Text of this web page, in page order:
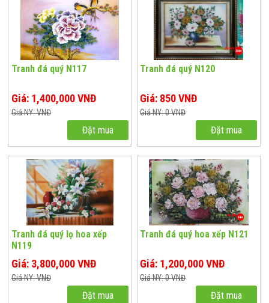
Tranh đá quý N117
Giá: 1,400,000 VNĐ
Giá NY: VNĐ
Đặt mua
Tranh đá quý N120
Giá: 850 VNĐ
Giá NY: 0 VNĐ
Đặt mua
Tranh đá quý lọ hoa xếp
N119
Giá: 3,800,000 VNĐ
Giá NY: VNĐ
Đặt mua
Tranh đá quý hoa xếp N121
Giá: 1,200,000 VNĐ
Giá NY: 0 VNĐ
Đặt mua